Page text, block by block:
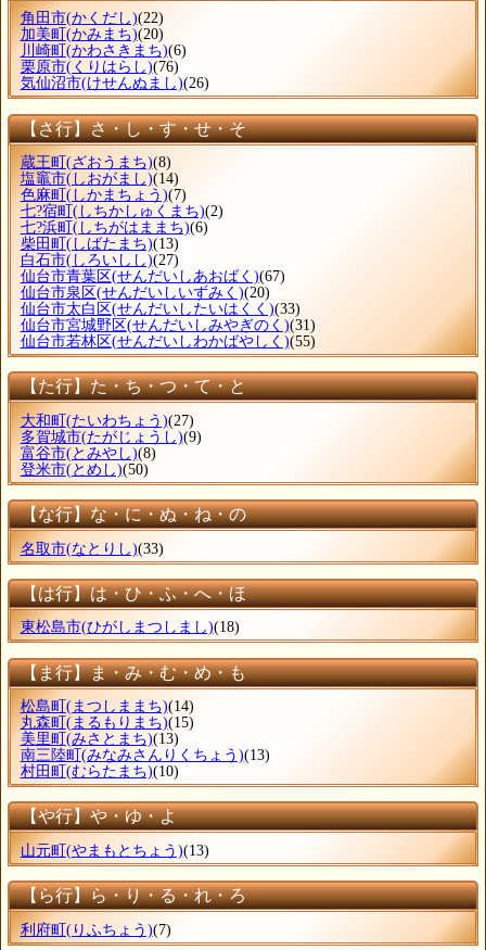
角田市(かくだし)(22)
加美町 (かみまち)(20)
川崎町 (かわさきまち)(6)
栗原市(くりはらし)(76)
気仙沼市(けせんぬまし)(26)
【さ行】さ・し・す・せ・そ
蔵王町 (ざおうまち)(8)
塩竈市(しおがまし)(14)
色麻町 (しかまちょう)(7)
七?宿町 (しちかしゅくまち)(2)
七?浜町 (しちがはままち)(6)
柴田町 (しばたまち)(13)
白石市(しろいしし)(27)
仙台市青葉区(せんだいしあおばく)(67)
仙台市泉区(せんだいしいずみく)(20)
仙台市太白区(せんだいしたいはくく)(33)
仙台市宮城野区(せんだいしみやぎのく)(31)
仙台市若林区(せんだいしわかばやしく)(55)
【た行】た・ち・つ・て・と
大和町 (たいわちょう)(27)
多賀城市(たがじょうし)(9)
富谷市(とみやし)(8)
登米市(とめし)(50)
【な行】な・に・ぬ・ね・の
名取市(なとりし)(33)
【は行】は・ひ・ふ・へ・ほ
東松島市(ひがしまつしまし)(18)
【ま行】ま・み・む・め・も
松島町 (まつしままち)(14)
丸森町 (まるもりまち)(15)
美里町 (みさとまち)(13)
南三陸町 (みなみさんりくちょう)(13)
村田町 (むらたまち)(10)
【や行】や・ゆ・よ
山元町 (やまもとちょう)(13)
【ら行】ら・り・る・れ・ろ
利府町(りふちょう)(7)